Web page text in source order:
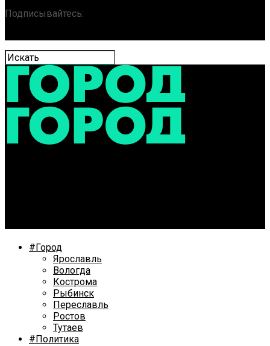
Подписывайтесь:
#Город
Ярославль
Вологда
Кострома
Рыбинск
Переславль
Ростов
Тутаев
#Политика